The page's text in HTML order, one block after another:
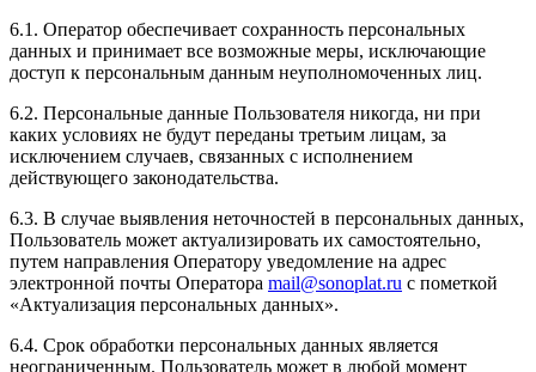
6.1. Оператор обеспечивает сохранность персональных
данных и принимает все возможные меры, исключающие
доступ к персональным данным неуполномоченных лиц.
6.2. Персональные данные Пользователя никогда, ни при
каких условиях не будут переданы третьим лицам, за
исключением случаев, связанных с исполнением
действующего законодательства.
6.3. В случае выявления неточностей в персональных данных,
Пользователь может актуализировать их самостоятельно,
путем направления Оператору уведомление на адрес
электронной почты Оператора mail@sonoplat.ru с пометкой
«Актуализация персональных данных».
6.4. Срок обработки персональных данных является
неограниченным. Пользователь может в любой момент